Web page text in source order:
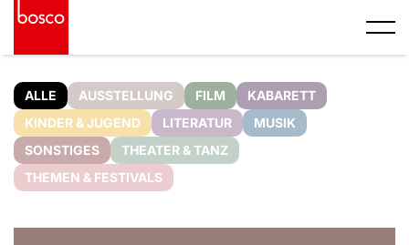
ALLE AUSSTELLUNG FILM
KABARETT
KINDER & JUGEND
LITERATUR
MUSIK
SONSTIGES
THEATER & TANZ
THEMEN & FESTIVALS